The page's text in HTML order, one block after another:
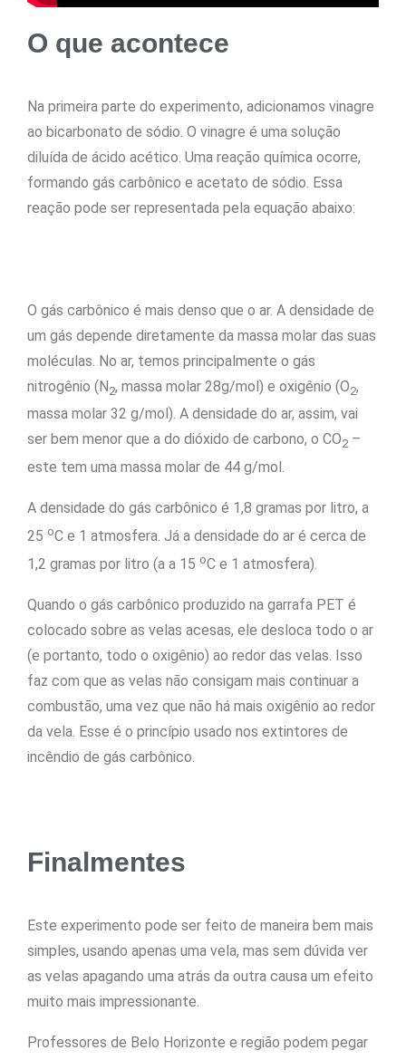
O que acontece
Na primeira parte do experimento, adicionamos vinagre
ao bicarbonato de sódio. O vinagre é uma solução
diluída de ácido acético. Uma reação química ocorre,
formando gás carbônico e acetato de sódio. Essa
reação pode ser representada pela equação abaixo:
O gás carbônico é mais denso que o ar. A densidade de
um gás depende diretamente da massa molar das suas
moléculas. No ar, temos principalmente o gás
nitrogênio (N 2, massa molar 28g/mol) e oxigênio (O2,
massa molar 32 g/mol). A densidade do ar, assim, vai
ser bem menor que a do dióxido de carbono, o CO2 –
este tem uma massa molar de 44 g/mol.
A densidade do gás carbônico é 1,8 gramas por litro, a
25 oC e 1 atmosfera. Já a densidade do ar é cerca de
1,2 gramas por litro (a a 15 oC e 1 atmosfera).
Quando o gás carbônico produzido na garrafa PET é
colocado sobre as velas acesas, ele desloca todo o ar
(e portanto, todo o oxigênio) ao redor das velas. Isso
faz com que as velas não consigam mais continuar a
combustão, uma vez que não há mais oxigênio ao redor
da vela. Esse é o princípio usado nos extintores de
incêndio de gás carbônico.
Finalmentes
Este experimento pode ser feito de maneira bem mais
simples, usando apenas uma vela, mas sem dúvida ver
as velas apagando uma atrás da outra causa um efeito
muito mais impressionante.
Professores de Belo Horizonte e região podem pegar